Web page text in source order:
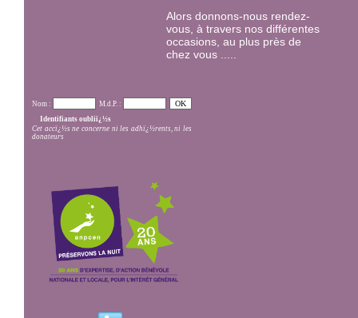
Alors donnons-nous rendez-
vous, à travers nos différentes
occasions, au plus près de
chez vous .....
Nom :
M.d.P. :
Identifiants oubliï¿½s
Cet accï¿½s ne concerne ni les adhï¿½rents, ni les
donateurs